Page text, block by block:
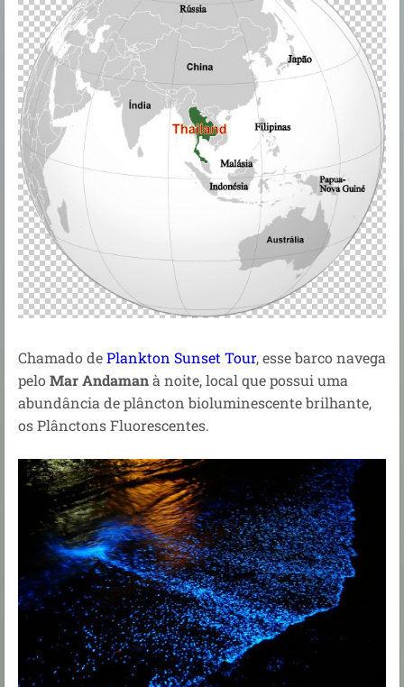
Chamado dePlankton Sunset Tour, esse barco navega
peloMar Andamanà noite, local quepossui uma
abundância de plâncton bioluminescente brilhante,
os Plânctons Fluorescentes.